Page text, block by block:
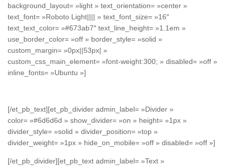
background_layout= »light » text_orientation= »center »
text_font= »Roboto Light|||| » text_font_size= »16″
text_text_color= »#673ab7″ text_line_height= »1.1em »
use_border_color= »off » border_style= »solid »
custom_margin= »0px||53px| »
custom_css_main_element= »font-weight:300; » disabled= »off »
inline_fonts= »Ubuntu »]
[/et_pb_text][et_pb_divider admin_label= »Divider »
color= »#6d6d6d » show_divider= »on » height= »1px »
divider_style= »solid » divider_position= »top »
divider_weight= »1px » hide_on_mobile= »off » disabled= »off »]
[/et_pb_divider][et_pb_text admin_label= »Text »